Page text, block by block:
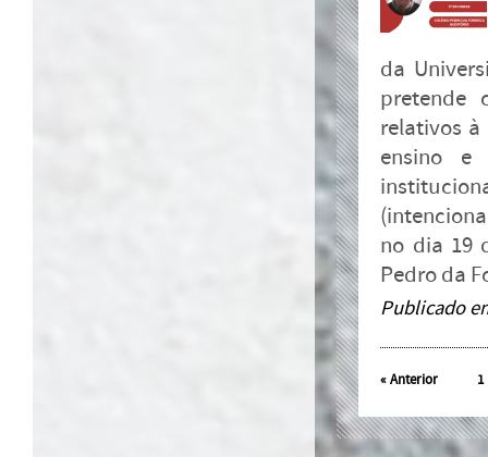
da
pretende
relativos
ensino e
no dia 19
Pedro da
Publicado
«Anterior 1